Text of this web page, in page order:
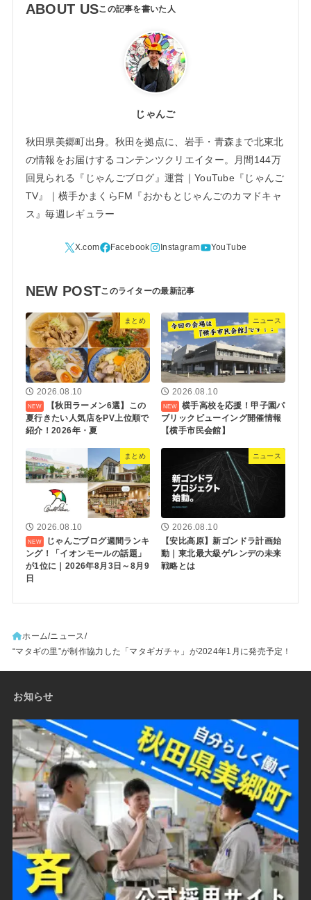
ABOUT US
じゃんご
秋田県美郷町出身。秋田を拠点に、岩手・青森まで北東北
の情報をお届けするコンテンツクリエイター。月間144万
回見られる『じゃんごブログ』運営｜YouTube『じゃんご
TV』｜横手かまくらFM『おかもとじゃんごのカマドキャ
ス』毎週レギュラー
NEW POST
まとめ
2026.08.10
【秋田ラーメン6選】この
夏行きたい人気店をPV上位順で
紹介！2026年・夏
ニュース
2026.08.10
横手高校を応援！甲子園パ
ブリックビューイング開催情報
【横手市民会館】
まとめ
2026.08.10
じゃんごブログ週間ランキ
ング！「イオンモールの話題」
が1位に｜2026年8月3日～8月9
日
ニュース
2026.08.10
【安比高原】新ゴンドラ計画始
動｜東北最大級ゲレンデの未来
戦略とは
ホーム ニュース
“マタギの里”が制作協力した「マタギガチャ」が2024年1月に発売予定！
お知らせ